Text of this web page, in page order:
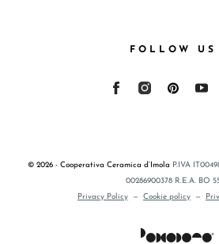
FOLLOW US
© 2026 - Cooperativa Ceramica d’Imola P.IVA
00286900378 R.E.A. BO
Privacy Policy — Cookie policy —